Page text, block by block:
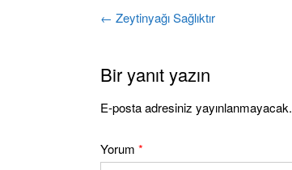
Post
← Zeytinyağı Sağlıktır
Bir yanıt yazın
E-posta adresiniz yayınlanmayacak.
Yorum *